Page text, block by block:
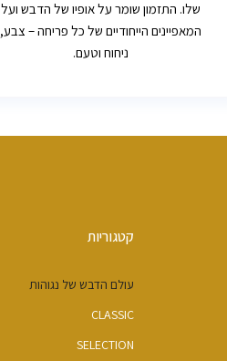
שלו. התזמון שומר על אופיו של הדבש ועל
המאפיינים הייחודיים של כל פריחה – צבע,
ניחוח וטעם.
קטגוריות
עולם הדבש של נגוהות
CLASSIC
SELECTION